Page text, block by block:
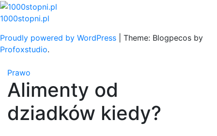
Skip
to
1000stopni.pl
Proudly powered by WordPress
Theme: Blogpecos by
Profoxstudio.
Prawo
Alimenty od
dziadków kiedy?